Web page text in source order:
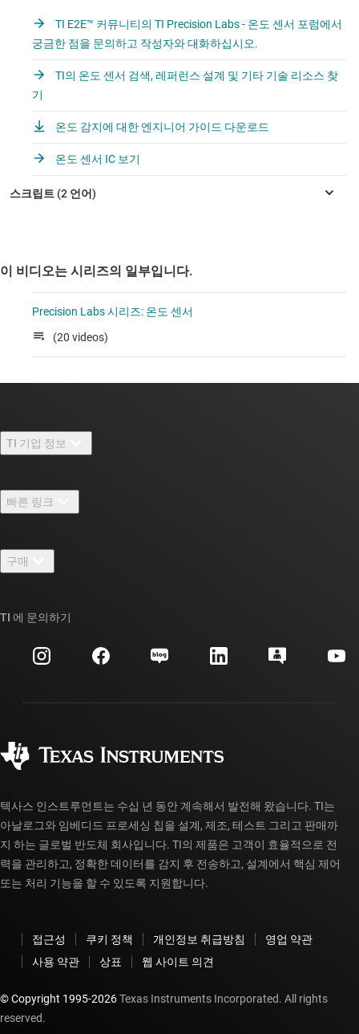
TI E2E™ 커뮤니티의 TI Precision Labs - 온도 센서 포럼에서
궁금한 점을 문의하고 작성자와 대화하십시오.
TI의 온도 센서 검색, 레퍼런스 설계 및 기타 기술 리소스 찾
기
온도 감지에 대한 엔지니어 가이드 다운로드
온도 센서 IC 보기
이 비디오는 시리즈의 일부입니다.
Precision Labs 시리즈: 온도 센서
(20 videos)
TI 기업 정보
채용
뉴스룸
이벤트
투자 관계
빠른 링크
TI E2E™ 설계 지원 포럼
대체품 검색
고객 지원 센터
myTI 계정 FAQ
구매
주문 FAQ
TI 에 문의하기
텍사스 인스트루먼트는 수십 년 동안 계속해서 발전해 왔습니다. TI는
아날로그와 임베디드 프로세싱 칩을 설계, 제조, 테스트 그리고 판매까
지 하는 글로벌 반도체 회사입니다. TI의 제품은 고객이 효율적으로 전
력을 관리하고, 정확한 데이터를 감지 후 전송하고, 설계에서 핵심 제어
또는 처리 기능을 할 수 있도록 지원합니다.
접근성 쿠키 정책 개인정보 취급방침
영업 약관
사용 약관
상표 웹 사이트 의견
© Copyright 1995-2026Texas Instruments Incorporated. All rights
reserved.